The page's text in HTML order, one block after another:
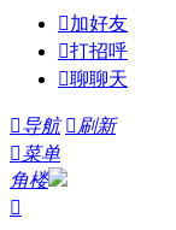
加好友
打招呼
聊聊天
导航 刷新
菜单
角楼
